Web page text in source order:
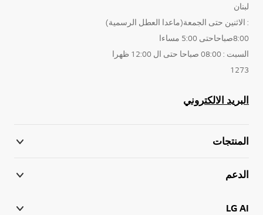
لبنان
: الاثنين حتى الجمعة(ماعدا العطل الرسمية)
8:00صباحاحتى 5:00 مساءا
السبت : 08:00 صباحا حتى ال 12:00 ظهرا
1273
البريد الالكتروني
المنتجات
الدعم
LG AI